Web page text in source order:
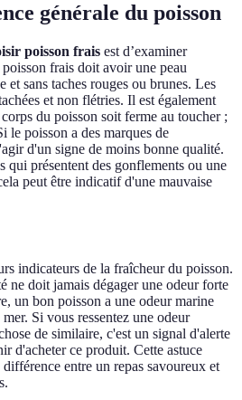
générale du poisson
poisson frais est d’examiner
frais doit avoir une peau
et sans taches rouges ou brunes. Les
et non flétries. Il est également
du poisson soit ferme au toucher ;
le poisson a des marques de
d'un signe de moins bonne qualité.
qui présentent des gonflements ou une
peut être indicatif d'une mauvaise
indicateurs de la fraîcheur du poisson.
ne doit jamais dégager une odeur forte
un bon poisson a une odeur marine
Si vous ressentez une odeur
de similaire, c'est un signal d'alerte
d'acheter ce produit. Cette astuce
entre un repas savoureux et